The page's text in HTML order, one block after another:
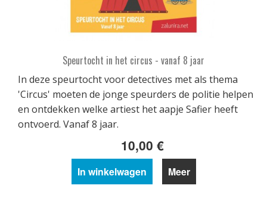
Speurtocht in het circus - vanaf 8 jaar
In deze speurtocht voor detectives met als thema
'Circus' moeten de jonge speurders de politie helpen
en ontdekken welke artiest het aapje Safier heeft
ontvoerd. Vanaf 8 jaar.
10,00 €
In winkelwagen Meer